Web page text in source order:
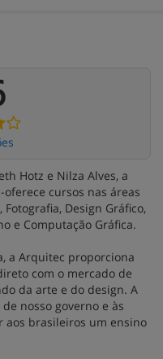
Hotz e Nilza Alves, a
cursos nas áreas
Design Gráfico,
e Computação Gráfica.
a Arquitec proporciona
com o mercado de
da arte e do design. A
nosso governo e às
aos brasileiros um ensino